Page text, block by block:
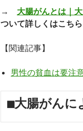
→ 大腸がんとは｜
ついて詳しくはこちら
【関連記事】
男性の貧血は要注
■大腸がんに